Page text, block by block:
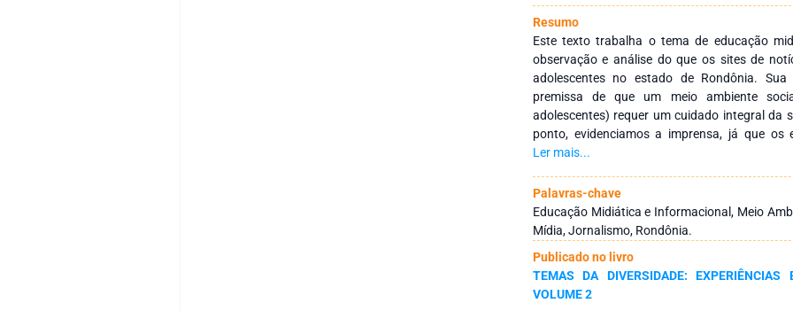
Resumo
Este texto trabalha o tema de educação
observação e análise do que os sites de
adolescentes no estado de Rondônia.
premissa de que um meio ambiente
adolescentes) requer um cuidado integral da
ponto, evidenciamos a imprensa, já que os
podem ser considerados como um ambiente
população. Fruto de um levantamento de
Mídia, o objetivo geral da pesquisa era
mídia regional rondoniense a respeito da
Fazendo parte ainda do que se objetivou a
veiculadas na mídia, classificação
representativamente em dois sites e avaliação
metodologia foi composta inicialmente pela
Ler mais...
Palavras-chave
Educação Midiática e Informacional, Meio
Mídia, Jornalismo, Rondônia.
Publicado no livro
TEMAS DA DIVERSIDADE:
VOLUME 2